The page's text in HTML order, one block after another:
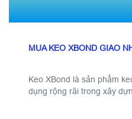
MUA KEO XBOND GIAO
Keo XBond là sản phẩm
dụng rộng rãi trong xây